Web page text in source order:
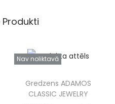
Nav noliktavā
Gredzens ADAMOS
CLASSIC JEWELRY